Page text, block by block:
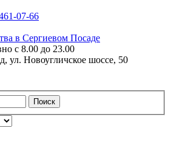
07-66
в Сергиевом Посаде
с 8.00 до 23.00
ул. Новоугличское шоссе, 50